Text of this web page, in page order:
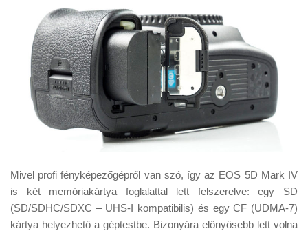
Mivel profi fényképezőgépről van szó, így az EOS 5D Mark IV
is két memóriakártya foglalattal lett felszerelve: egy SD
(SD/SDHC/SDXC – UHS-I kompatibilis) és egy CF (UDMA-7)
kártya helyezhető a géptestbe. Bizonyára előnyösebb lett volna